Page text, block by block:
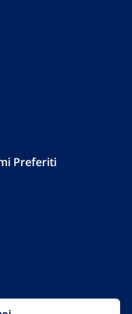
Preferiti